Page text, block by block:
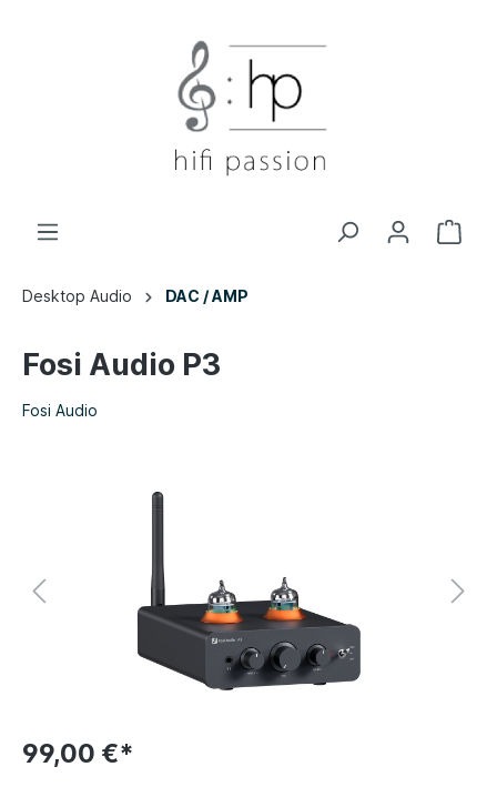
Desktop Audio DAC / AMP
Fosi Audio P3
Fosi Audio
99,00 €*